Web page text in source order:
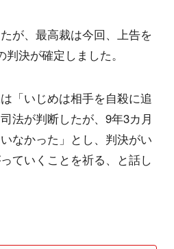
が、最高裁は今回、上告を
決が確定しました。
「いじめは相手を自殺に追
法が判断したが、9年3カ月
なかった」とし、判決がい
ていくことを祈る、と話し